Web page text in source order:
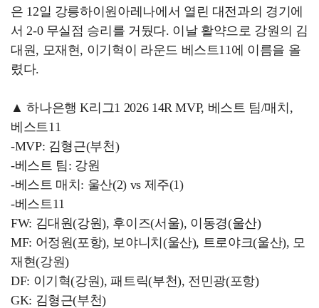
은 12일 강릉하이원아레나에서 열린 대전과의 경기에
서 2-0 무실점 승리를 거뒀다. 이날 활약으로 강원의 김
대원, 모재현, 이기혁이 라운드 베스트11에 이름을 올
렸다.
▲ 하나은행 K리그1 2026 14R MVP, 베스트 팀/매치,
베스트11
-MVP: 김형근(부천)
-베스트 팀: 강원
-베스트 매치: 울산(2) vs 제주(1)
-베스트11
FW: 김대원(강원), 후이즈(서울), 이동경(울산)
MF: 어정원(포항), 보야니치(울산), 트로야크(울산), 모
재현(강원)
DF: 이기혁(강원), 패트릭(부천), 전민광(포항)
GK: 김형근(부천)